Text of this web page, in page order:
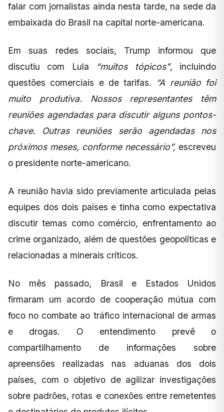
falar com jornalistas ainda nesta tarde, na sede da
embaixada do Brasil na capital norte-americana.
Em suas redes sociais, Trump informou que
discutiu com Lula
“muitos tópicos”, incluindo
questões comerciais e de tarifas.
“A reunião foi
muito produtiva. Nossos representantes têm
reuniões agendadas para discutir alguns pontos-
chave. Outras reuniões serão agendadas nos
próximos meses, conforme necessário”, escreveu
o presidente norte-americano.
A reunião havia sido previamente articulada pelas
equipes dos dois países e tinha como expectativa
discutir temas como comércio, enfrentamento ao
crime organizado, além de questões geopolíticas e
relacionadas a minerais críticos.
No mês passado, Brasil e Estados Unidos
firmaram um acordo de cooperação mútua com
foco no combate ao tráfico internacional de armas
e drogas. O entendimento prevê o
compartilhamento de informações sobre
apreensões realizadas nas aduanas dos dois
países, com o objetivo de agilizar investigações
sobre padrões, rotas e conexões entre remetentes